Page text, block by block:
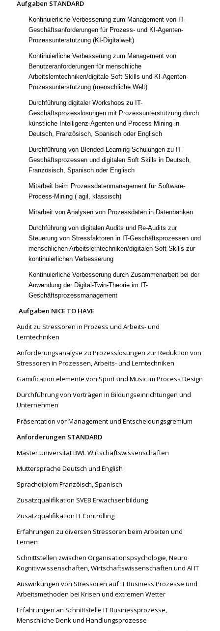
Aufgaben STANDARD
Kontinuierliche Verbesserung zum Management von IT-
Geschäftsanforderungen für Prozess- und KI-Agenten-
Prozessunterstützung (KI-Digitalwelt)
Kontinuierliche Verbesserung zum Management von
Benutzeranforderungen für menschliche
Arbeitslerntechniken/digitale Soft Skills und KI-Agenten-
Prozessunterstützung (menschliche Welt)
Durchführung digitaler Workshops zu IT-
Geschäftsprozesslösungen mit Prozessunterstützung durch
künstliche Intelligenz-Agenten und Process Mining in
Deutsch, Französisch, Spanisch oder Englisch
Durchführung von Blended-Learning-Schulungen zu IT-
Geschäftsprozessen und digitalen Soft Skills in Deutsch,
Französisch, Spanisch oder Englisch
Mitarbeit beim Prozessdatenmanagement für Software-
Process-Mining ( agil, klassisch)
Mitarbeit von Analysen von Prozessdaten in Datenbanken
Durchführung von digitalen Audits und Re-Audits zur
Steuerung von Stressfaktoren in IT-Geschäftsprozessen und
menschlichen Arbeitslerntechniken/digitalen Soft Skills zur
kontinuierlichen Verbesserung
Kontinuierliche Verbesserung durch Zusammenarbeit bei der
Anwendung der Digital-Twin-Theorie im IT-
Geschäftsprozessmanagement
Aufgaben NICE TO HAVE
Audit zu Stressoren in Prozess und Arbeits- und
Lerntechniken
Anforderungsanalyse zu Prozesslösungen zur Reduktion von
Stressoren in Prozessen, Arbeits- und Lerntechniken
Gamification elemente von Sport und Music im Process Design
Durchführung von Vorträgen in Bildungseinrichtungen und
Unternehmen
Präsentation vor Management und Entscheidungsgremium
Anforderungen STANDARD
Master Universität BWL Wirtschaftswissenschaften
Muttersprache Deutsch und English
Sprachdiplom Franzöisch, Spanisch
Zusatzqualifikation SVEB Erwachsenbildung
Zusatzqualifikation IT Controlling
Erfahrungen zu diversen Stressoren beim Arbeiten und
Lernen
Schnittstellen zwischen Organisationspsychologie, Neuro
Kognitivwissenschaften, Wirtschaftswissenschaften und AI IT
Auswirkungen von Stressoren auf IT Business Prozesse und
Arbeitsmethoden bei Krisen und extremen Wetter
Erfahrungen an Schnittstelle IT Businessprozesse,
Menschliche Denk und Handlungsprozesse